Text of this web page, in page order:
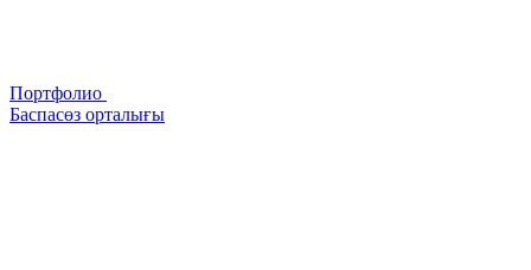
Портфолио
Баспасөз орталығы